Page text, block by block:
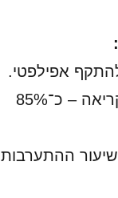
אפילפטי.
ששומע את הקריאה – כ־85%
ההתערבות